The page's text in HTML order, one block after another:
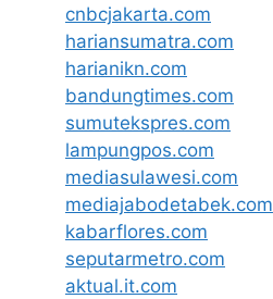
cnbcjakarta.com
hariansumatra.com
harianikn.com
bandungtimes.com
sumutekspres.com
lampungpos.com
mediasulawesi.com
mediajabodetabek.com
kabarflores.com
seputarmetro.com
aktual.it.com